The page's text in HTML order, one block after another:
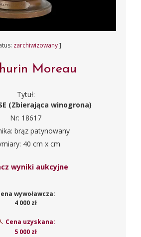
zarchiwizowany]
Moreau
Tytuł:
(Zbierająca winogrona)
Nr: 18617
brąz patynowany
40 cm x cm
wyniki aukcyjne
wywoławcza:
4 000 zł
Cena uzyskana:
5 000 zł